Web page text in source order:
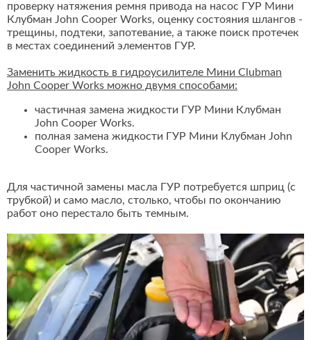
проверку натяжения ремня привода на насос ГУР Мини
Клубман John Cooper Works, оценку состояния шлангов -
трещины, подтеки, запотевание, а также поиск протечек
в местах соединений элементов ГУР.
Заменить жидкость в гидроусилителе Мини Clubman
John Cooper Works можно двумя способами:
частичная замена жидкости ГУР Мини Клубман
John Cooper Works.
полная замена жидкости ГУР Мини Клубман John
Cooper Works.
Для частичной замены масла ГУР потребуется шприц (с
трубкой) и само масло, столько, чтобы по окончанию
работ оно перестало быть темным.